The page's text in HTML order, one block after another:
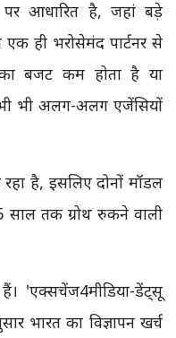
पर आधारित है, जहां बड़े
एक ही भरोसेमंद पार्टनर से
बजट कम होता है या
भी अलग-अलग एजेंसियों
है, इसलिए दोनों मॉडल
तक ग्रोथ रुकने वाली
'एक्सचेंज4मीडिया-डेंट्सू
भारत का विज्ञापन खर्च